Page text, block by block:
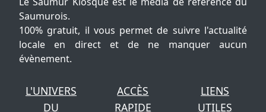
Saumurois.
100% gratuit, il vous permet de suivre l'actualité
locale en direct et de ne manquer aucun
évènement.
L'UNIVERS
DU
ACCÈS
RAPIDE
LIENS
UTILES